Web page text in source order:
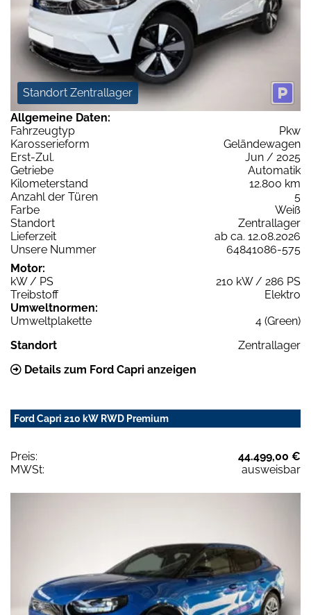
Standort Zentrallager
Allgemeine Daten:
Fahrzeugtyp
Pkw
Karosserieform
Geländewagen
Erst-Zul.
Jun / 2025
Getriebe
Automatik
Kilometerstand
12.800 km
Anzahl der Türen
5
Farbe
Weiß
Standort
Zentrallager
Lieferzeit
ab ca. 12.08.2026
Unsere Nummer
64841086-575
Motor:
kW / PS
210 kW / 286 PS
Treibstoff
Elektro
Umweltnormen:
Umweltplakette
4 (Green)
Standort
Zentrallager
Details zum Ford Capri anzeigen
Ford Capri 210 kW RWD Premium
Preis:
44.499,00 €
MWSt:
ausweisbar